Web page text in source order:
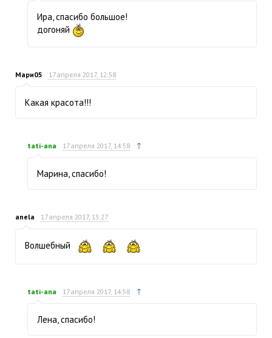
Ира, спасибо большое!
догоняй
Мари05 17 апреля 2017, 12:58
Какая красота!!!
tati-ana 17 апреля 2017, 14:58 ↑
Марина, спасибо!
anela 17 апреля 2017, 13:27
Волшебный
tati-ana 17 апреля 2017, 14:58 ↑
Лена, спасибо!